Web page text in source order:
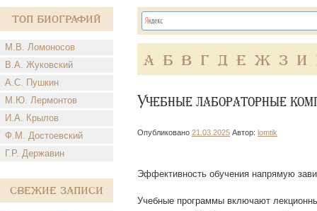
Топ Биографий
М.В. Ломоносов
В.А. Жуковский
А.С. Пушкин
М.Ю. Лермонтов
И.А. Крылов
Ф.М. Достоевский
Г.Р. Державин
Свежие записи
А Б В Г Д Е Ж З И
Учебные лабораторные
Опубликовано 21.03.2025 Автор: lomtik
Эффективность обучения напрямую
Учебные программы включают